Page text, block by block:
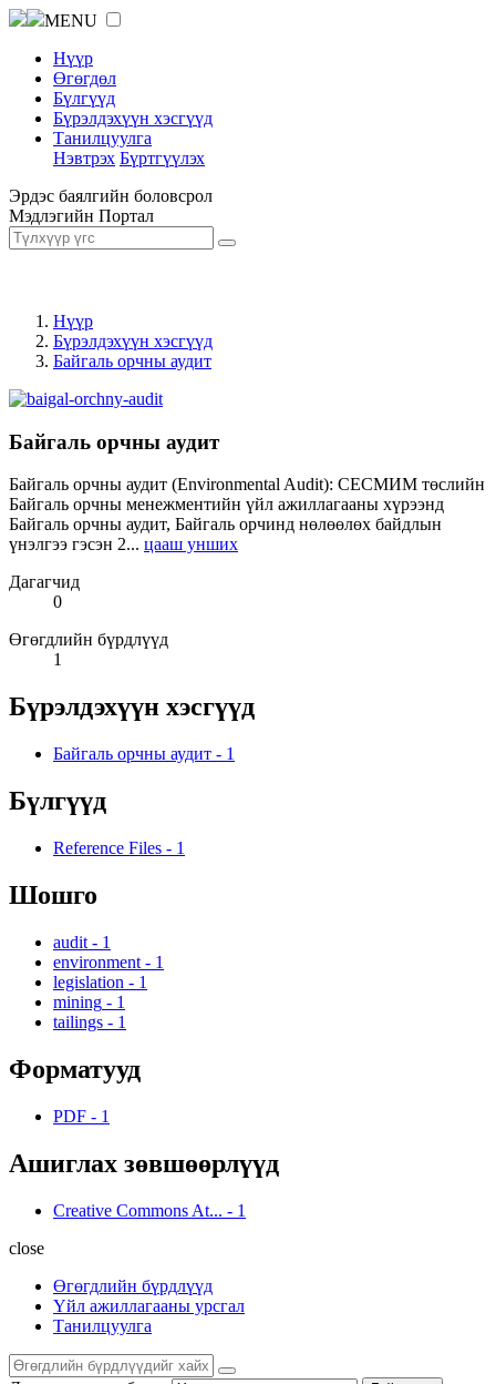
MENU
Нүүр
Өгөгдөл
Бүлгүүд
Бүрэлдэхүүн хэсгүүд
Танилцуулга
Нэвтрэх Бүртгүүлэх
Эрдэс баялгийн боловсрол
Мэдлэгийн Портал
Нүүр
Бүрэлдэхүүн хэсгүүд
Байгаль орчны аудит
Байгаль орчны аудит
Байгаль орчны аудит (Environmental Audit): СЕСМИМ төслийн
Байгаль орчны менежментийн үйл ажиллагааны хүрээнд
Байгаль орчны аудит, Байгаль орчинд нөлөөлөх байдлын
үнэлгээ гэсэн 2... цааш унших
Дагагчид
0
Өгөгдлийн бүрдлүүд
1
Бүрэлдэхүүн хэсгүүд
Байгаль орчны аудит - 1
Бүлгүүд
Reference Files - 1
Шошго
audit - 1
environment - 1
legislation - 1
mining - 1
tailings - 1
Форматууд
PDF - 1
Ашиглах зөвшөөрлүүд
Creative Commons At... - 1
close
Өгөгдлийн бүрдлүүд
Үйл ажиллагааны урсгал
Танилцуулга